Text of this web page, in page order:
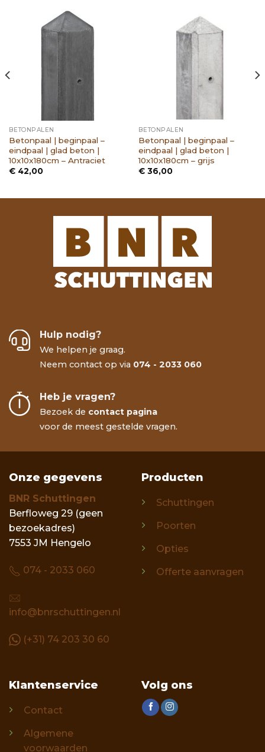
BETONPALEN
Betonpaal | beginpaal –
eindpaal | glad beton |
10x10x180cm – Antraciet
€42,00
BETONPALEN
Betonpaal | beginpaal –
eindpaal | glad beton |
10x10x180cm – grijs
€36,00
Hulp nodig?
We helpen je graag.
Neem contact op via 074 - 2033 060
Heb je vragen?
Bezoek de contact pagina
voor de meest gestelde vragen.
Onze gegevens
BNR Schuttingen
Berfloweg 29 (geen
bezoekadres)
7553 JM Hengelo
074 - 2033 060
info@bnrschuttingen.nl
(+31) 74 203 30 60
Producten
Schuttingen
Poorten
Opties
Offerte aanvragen
Klantenservice
Contact
Algemene
voorwaarden
Volg ons